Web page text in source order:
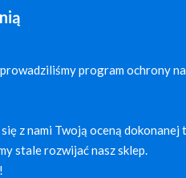
program ochrony
z nami Twoją oceną dokonanej
stale rozwijać nasz sklep.